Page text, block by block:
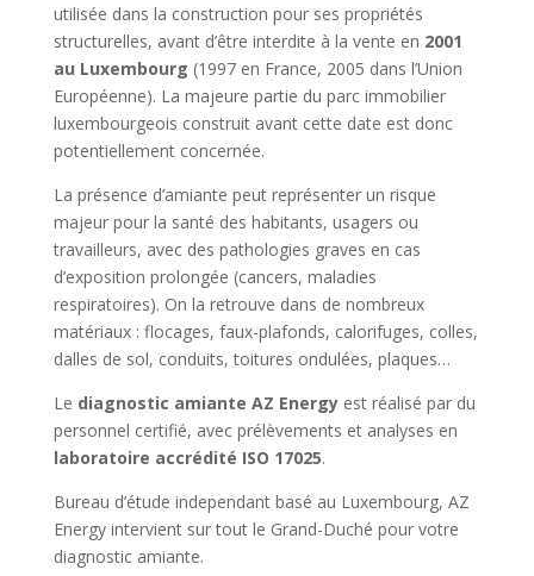
utilisée dans la construction pour ses propriétés
structurelles, avant d’être interdite à la vente en 2001
au Luxembourg (1997 en France, 2005 dans l’Union
Européenne). La majeure partie du parc immobilier
luxembourgeois construit avant cette date est donc
potentiellement concernée.
La présence d’amiante peut représenter un risque
majeur pour la santé des habitants, usagers ou
travailleurs, avec des pathologies graves en cas
d’exposition prolongée (cancers, maladies
respiratoires). On la retrouve dans de nombreux
matériaux : flocages, faux-plafonds, calorifuges, colles,
dalles de sol, conduits, toitures ondulées, plaques…
Le diagnostic amiante AZ Energyest réalisé par du
personnel certifié, avec prélèvements et analyses en
laboratoire accrédité ISO 17025.
Bureau d’étude independant basé au Luxembourg, AZ
Energy intervient sur tout le Grand-Duché pour votre
diagnostic amiante.